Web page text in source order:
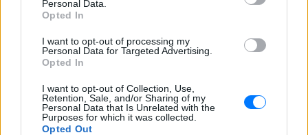
Personal Data.
Opted In
I want to opt-out of processing my
Personal Data for Targeted Advertising.
Opted In
I want to opt-out of Collection, Use,
Retention, Sale, and/or Sharing of my
Personal Data that Is Unrelated with the
Purposes for which it was collected.
Opted Out